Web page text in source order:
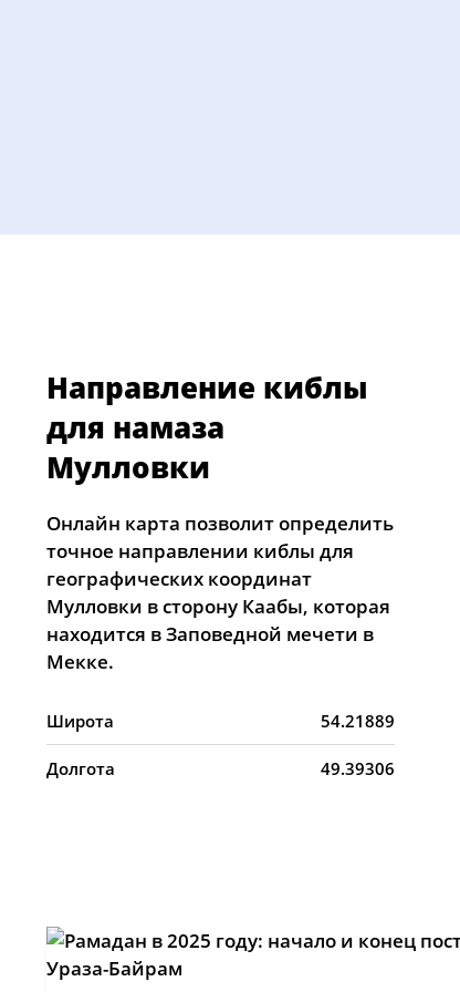
Направление киблы
для намаза
Мулловки
Онлайн карта позволит определить
точное направлении киблы для
географических координат
Мулловки в сторону Каабы, которая
находится в Заповедной мечети в
Мекке.
Широта 54.21889
Долгота 49.39306